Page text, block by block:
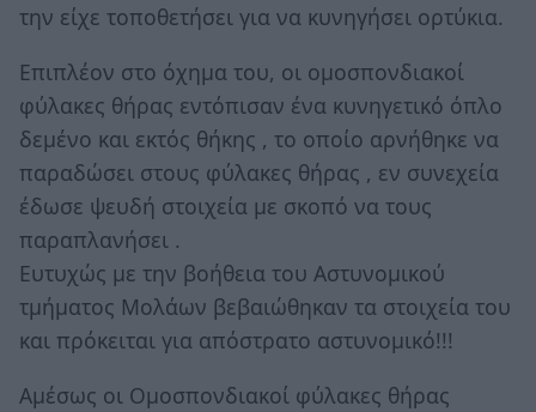
την είχε τοποθετήσει για να κυνηγήσει ορτύκια.
Επιπλέον στο όχημα του, οι ομοσπονδιακοί
φύλακες θήρας εντόπισαν ένα κυνηγετικό όπλο
δεμένο και εκτός θήκης , το οποίο αρνήθηκε να
παραδώσει στους φύλακες θήρας , εν συνεχεία
έδωσε ψευδή στοιχεία με σκοπό να τους
παραπλανήσει .
Ευτυχώς με την βοήθεια του Αστυνομικού
τμήματος Μολάων βεβαιώθηκαν τα στοιχεία του
και πρόκειται για απόστρατο αστυνομικό!!!
Αμέσως οι Ομοσπονδιακοί φύλακες θήρας